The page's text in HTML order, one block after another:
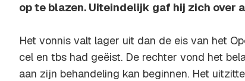
op te blazen. Uiteindelijk gaf hij zich over
Het vonnis valt lager uit dan de eis van het
cel en tbs had geëist. De rechter vond het
aan zijn behandeling kan beginnen. Het